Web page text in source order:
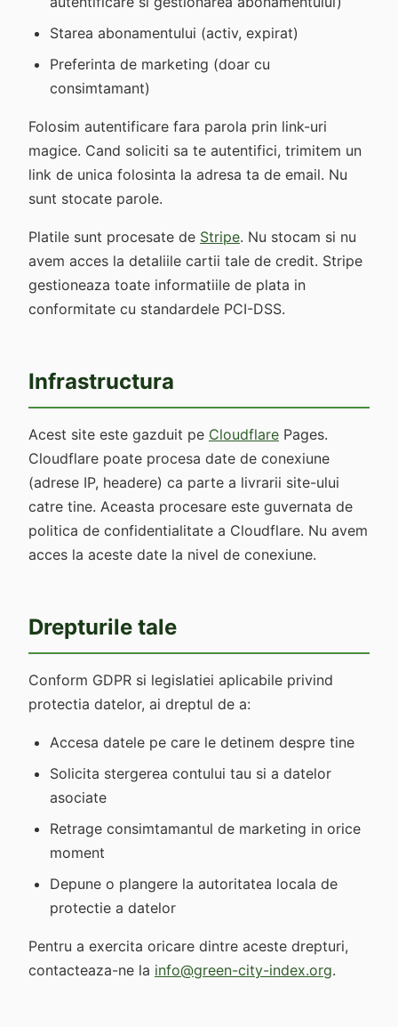
Starea abonamentului (activ, expirat)
Preferinta de marketing (doar cu
consimtamant)
Folosim autentificare fara parola prin link-uri
magice. Cand soliciti sa te autentifici, trimitem un
link de unica folosinta la adresa ta de email. Nu
sunt stocate parole.
Platile sunt procesate de Stripe. Nu stocam si nu
avem acces la detaliile cartii tale de credit. Stripe
gestioneaza toate informatiile de plata in
conformitate cu standardele PCI-DSS.
Infrastructura
Acest site este gazduit pe Cloudflare Pages.
Cloudflare poate procesa date de conexiune
(adrese IP, headere) ca parte a livrarii site-ului
catre tine. Aceasta procesare este guvernata de
politica de confidentialitate a Cloudflare. Nu avem
acces la aceste date la nivel de conexiune.
Drepturile tale
Conform GDPR si legislatiei aplicabile privind
protectia datelor, ai dreptul de a:
Accesa datele pe care le detinem despre tine
Solicita stergerea contului tau si a datelor
asociate
Retrage consimtamantul de marketing in orice
moment
Depune o plangere la autoritatea locala de
protectie a datelor
Pentru a exercita oricare dintre aceste drepturi,
contacteaza-ne la info@green-city-index.org.